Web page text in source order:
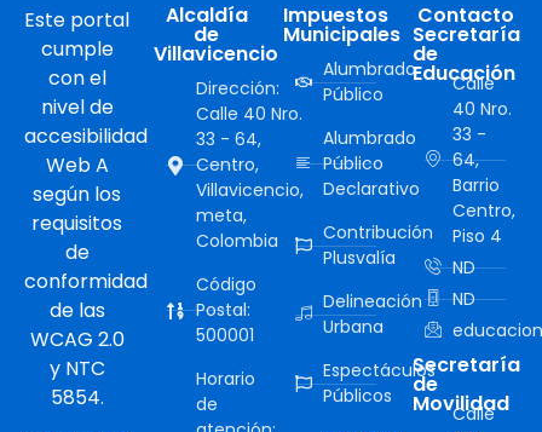
Este portal
cumple
con el
nivel de
accesibilidad
Web A
según los
requisitos
de
conformidad
de las
WCAG 2.0
y NTC
5854.
Alcaldía
de
Villavicencio
Dirección:
Calle 40 Nro.
33 - 64,
Centro,
Villavicencio,
meta,
Colombia
Código
Postal:
500001
Horario
de
Impuestos
Municipales
Alumbrado
Público
Alumbrado
Público
Declarativo
Contribución
Plusvalía
Delineación
Urbana
Espectáculos
Públicos
Contacto
Secretaría
de
Educación
Calle
40 Nro.
33 -
64,
Barrio
Centro,
Piso 4
ND
ND
Secretaría
de
Movilidad
Calle